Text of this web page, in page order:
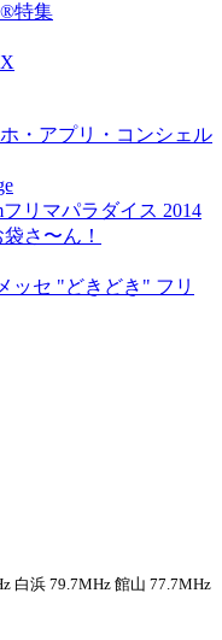
特集
・アプリ・コンシェル
フリマパラダイス 2014
さ〜ん！
ッセ "どきどき" フリ
白浜 79.7MHz 館山 77.7MHz